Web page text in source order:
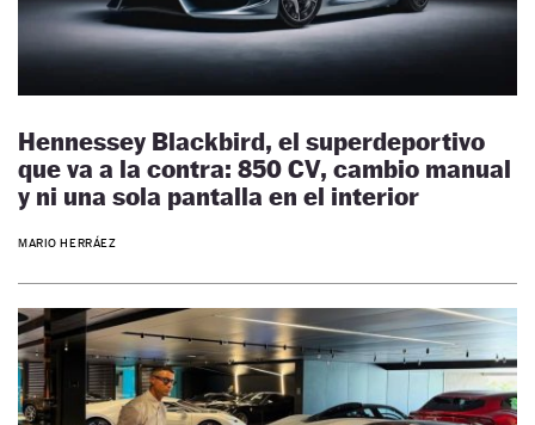
Hennessey Blackbird, el superdeportivo
que va a la contra: 850 CV, cambio manual
y ni una sola pantalla en el interior
MARIO HERRÁEZ